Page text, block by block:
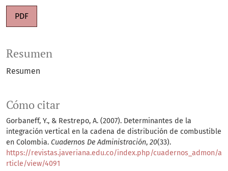
PDF
Cómo citar
Gorbaneff, Y., & Restrepo, A. (2007). Determinantes de la
integración vertical en la cadena de distribución de combustible
en Colombia. Cuadernos De Administración, 20(33).
https://revistas.javeriana.edu.co/index.php/cuadernos_admon/a
rticle/view/4091
Resumen
Resumen